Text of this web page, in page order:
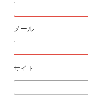
メール
サイト